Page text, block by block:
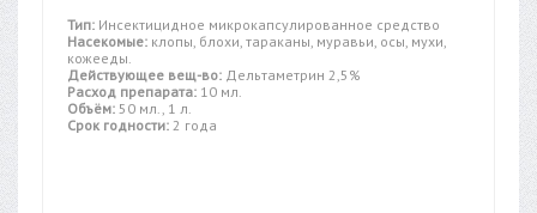
Тип: Инсектицидное микрокапсулированное средство
Насекомые: клопы, блохи, тараканы, муравьи, осы, мухи,
кожееды.
Действующее вещ-во: Дельтаметрин 2,5%
Расход препарата: 10 мл.
Объём: 50 мл., 1 л.
Срок годности: 2 года